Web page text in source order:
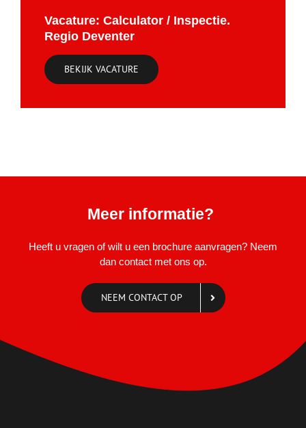
Vacature: Calculator / Inspectie.
Regio Deventer
BEKIJK VACATURE
Meer informatie?
Heeft u vragen of wilt u een brochure aanvragen? Neem
dan contact met ons op.
NEEM CONTACT OP